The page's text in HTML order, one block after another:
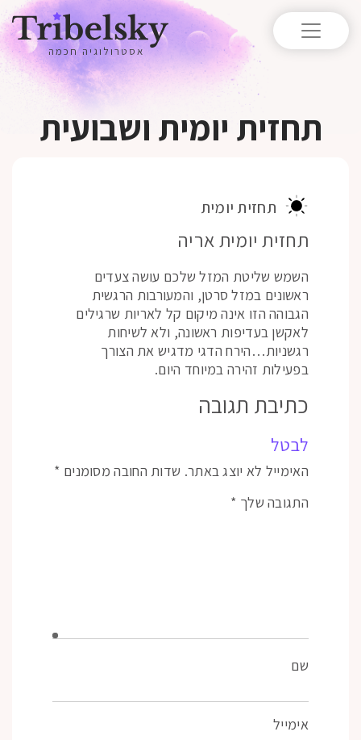
אסטרולוגיה חכמה
תחזית יומית ושבועית
תחזית יומית
תחזית יומית אריה
השמש שליטת המזל שלכם עושה צעדים
ראשונים במזל סרטן, והמעורבות הרגשית
הגבוהה הזו אינה מיקום קל לאריות שרגילים
לאקשן בעדיפות ראשונה, ולא לשיחות
רגשניות…הירח הדגי מדגיש את הצורך
בפעילות זהירה במיוחד היום.
כתיבת תגובה
לבטל
האימייל לא יוצג באתר. שדות החובה מסומנים *
התגובה שלך *
שם
אימייל